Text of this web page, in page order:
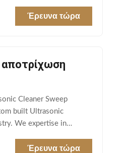
Έρευνα τώρα
αποτρίχωση
Cleaner Sweep
built Ultrasonic
We expertise in
Έρευνα τώρα